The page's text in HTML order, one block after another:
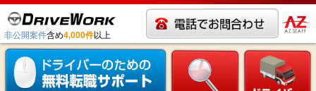
非公開案件含め4,000件以上